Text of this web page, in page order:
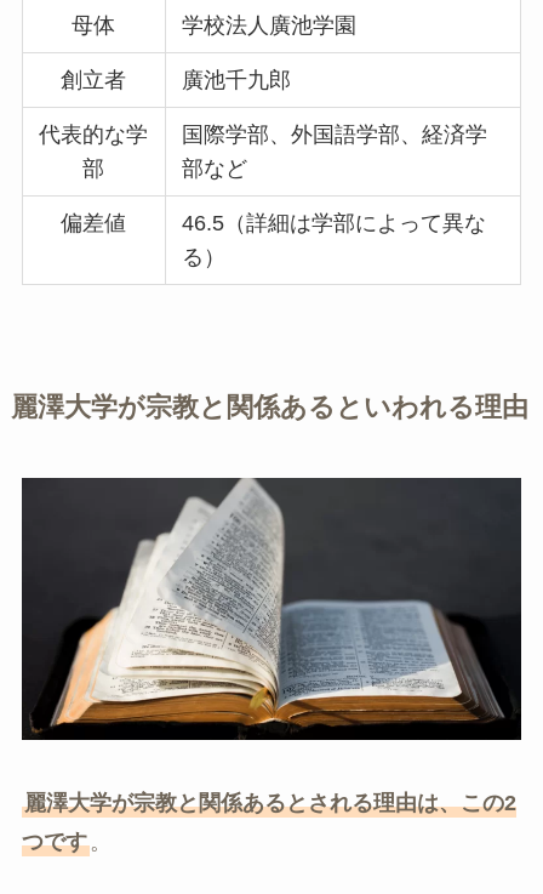
母体 学校法人廣池学園
創立者 廣池千九郎
代表的な学
部
国際学部、外国語学部、経済学
部など
偏差値
46.5（詳細は学部によって異な
る）
麗澤大学が宗教と関係あるといわれる理由
麗澤大学が宗教と関係あるとされる理由は、この2
つです。